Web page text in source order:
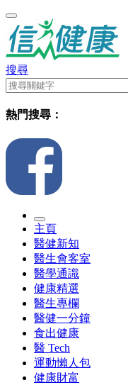
搜尋
熱門搜尋：
主頁
醫健新知
醫生會客室
醫學通識
健康精選
醫生專欄
醫健一分鐘
食出健康
醫 Tech
運動懶人包
健康財富